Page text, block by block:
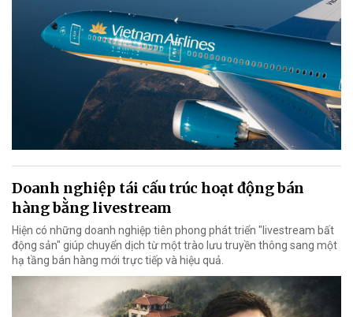
Doanh nghiệp tái cấu trúc hoạt động bán
hàng bằng livestream
Hiện có những doanh nghiệp tiên phong phát triển "livestream bất
động sản" giúp chuyển dịch từ một trào lưu truyền thông sang một
hạ tầng bán hàng mới trực tiếp và hiệu quả.